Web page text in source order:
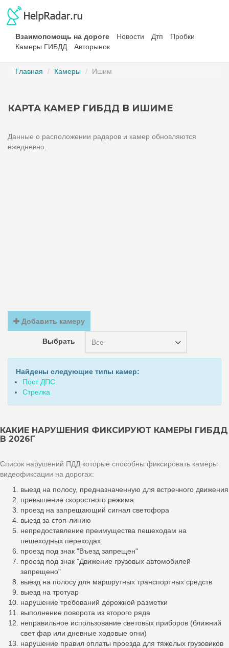
Взаимопомощь на дороге Новости Дтп
Пробки
Камеры ГИБДД
Авторынок
Главная Камеры Ишим
КАРТА КАМЕР ГИБДД В ИШИМЕ
Данные о расположении радаров и камер обновляются
ежедневно.
Добавить камеру
Выбрать Все
Найдены следующие типы камер:
Пост ДПС
Стрелка
КАКИЕ НАРУШЕНИЯ ФИКСИРУЮТ КАМЕРЫ ГИБДД
В 2026Г
Список нарушений ПДД которые способны фиксировать камеры
видеофиксации на дорогах:
выезд на полосу, предназначенную для встречного движения
превышение скоростного режима
проезд на запрещающий сигнал светофора
выезд за стоп-линию
непредоставление преимущества пешеходам на
пешеходных переходах
проезд под знак "Въезд запрещен"
проезд под знак "Движение грузовых автомобилей
запрещено"
выезд на полосу для маршрутных транспортных средств
выезд на тротуар
нарушение требований дорожной разметки
выполнение поворота из второго ряда
неправильное использование световых приборов (ближний
свет фар или дневные ходовые огни)
нарушение правил оплаты проезда для тяжелых грузовиков